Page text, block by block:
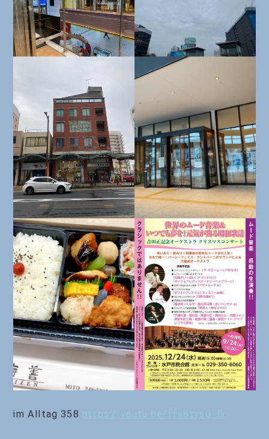
im Alltag 358 https://youtu.be/ffv6tys0_lk